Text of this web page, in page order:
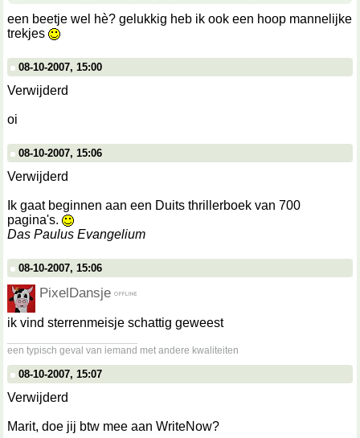
een beetje wel hè? gelukkig heb ik ook een hoop mannelijke
trekjes
08-10-2007, 15:00
Verwijderd
oi
08-10-2007, 15:06
Verwijderd
Ik gaat beginnen aan een Duits thrillerboek van 700
pagina's.
Das Paulus Evangelium
08-10-2007, 15:06
PixelDansje
ik vind sterrenmeisje schattig geweest
een typisch geval van iemand met andere kwaliteiten
08-10-2007, 15:07
Verwijderd
Marit, doe jij btw mee aan WriteNow?